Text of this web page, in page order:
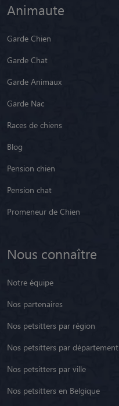
Animaute
Garde Chien
Garde Chat
Garde Animaux
Garde Nac
Races de chiens
Blog
Pension chien
Pension chat
Promeneur de Chien
Nous connaître
Notre équipe
Nos partenaires
Nos petsitters par région
Nos petsitters par département
Nos petsitters par ville
Nos petsitters en Belgique